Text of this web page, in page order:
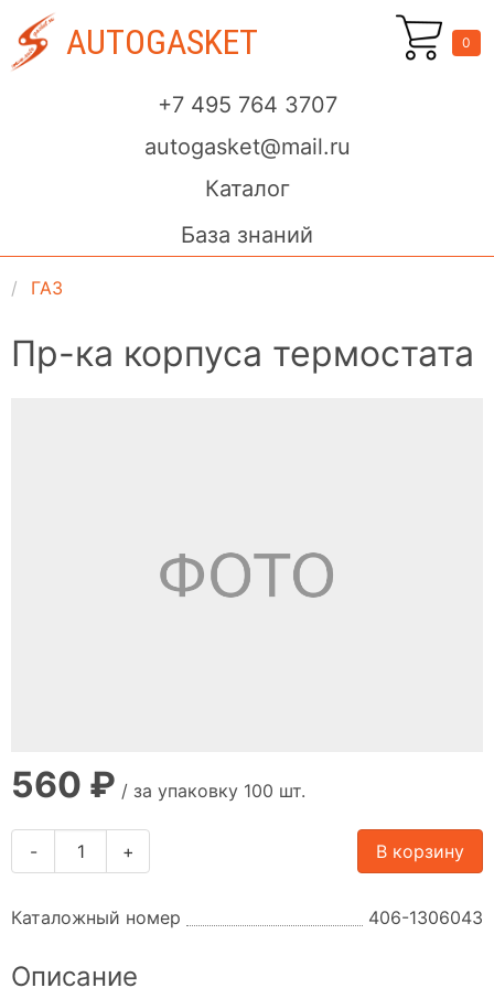
AUTOGASKET
+7 495 764 3707
autogasket@mail.ru
Каталог
База знаний
0
ГАЗ
Пр-ка корпуса термостата
560 ₽ / за упаковку 100 шт.
- + В корзину
Каталожный номер 406-1306043
Описание